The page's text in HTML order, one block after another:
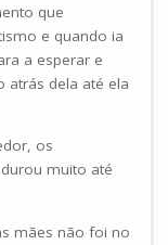
que
e quando ia
a esperar e
atrás dela até ela
os
muito até
mães não foi no